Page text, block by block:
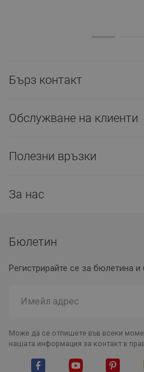
Бърз контакт
Обслужване на клиенти
Полезни връзки
За нас
Бюлетин
Регистрирайте се за бюлетина и
Може да се отпишете във всеки
нашата информация за контакт в